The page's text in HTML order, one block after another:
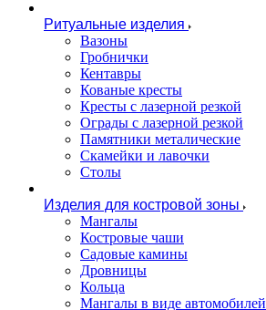
Ритуальные изделия
Вазоны
Гробнички
Кентавры
Кованые кресты
Кресты с лазерной резкой
Ограды с лазерной резкой
Памятники металические
Скамейки и лавочки
Столы
Изделия для костровой зоны
Мангалы
Костровые чаши
Садовые камины
Дровницы
Кольца
Мангалы в виде автомобилей